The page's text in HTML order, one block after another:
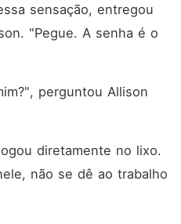
sensação, entregou
"Pegue. A senha é o
perguntou Allison
diretamente no lixo.
não se dê ao trabalho